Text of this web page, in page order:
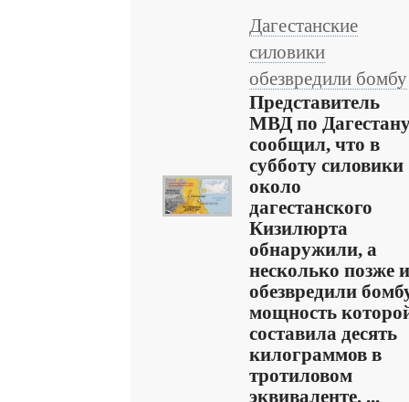
Дагестанские
силовики
обезвредили бомбу
Представитель
МВД по
сообщил, что в
субботу силовики
около
дагестанского
Кизилюрта
обнаружили, а
несколько позже и
обезвредили
мощность
составила десять
килограммов в
тротиловом
эквиваленте. ...